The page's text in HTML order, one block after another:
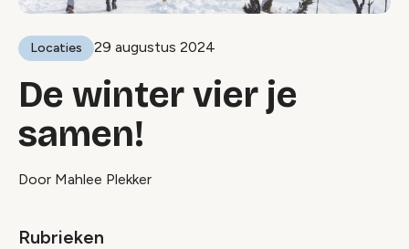
Locaties 29 augustus 2024
De winter vier je
samen!
Door Mahlee Plekker
Rubrieken